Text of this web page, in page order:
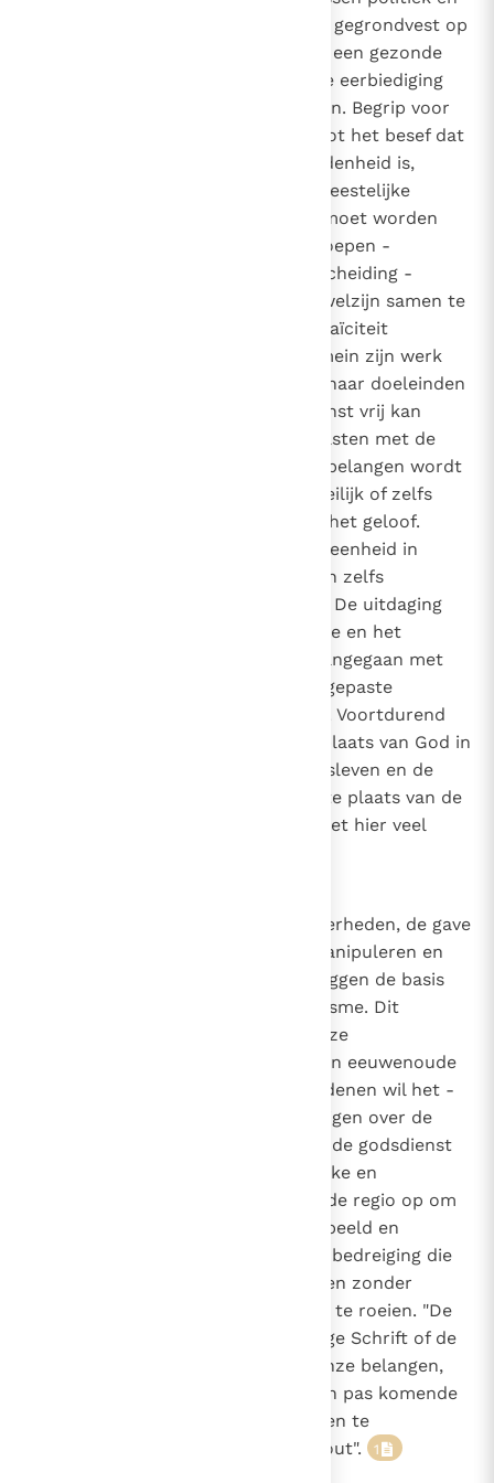
religie is op de allereerste plaats gegrondvest op
de natuur van de mens – dus op een gezonde
antropologie - en op de volledige eerbiediging
van zijn onvervreemdbare rechten. Begrip voor
deze ideale relatie moet leiden tot het besef dat
er een soort eenheid in verscheidenheid is,
waardoor de relatie tussen het geestelijke
(religie) en wereldlijke (politiek) moet worden
gekenmerkt, want beide zijn geroepen -
weliswaar met de nodige onderscheiding -
harmonieus voor het algemeen welzijn samen te
werken. Een dergelijke gezonde laïciteit
garandeert dat het politieke domein zijn werk
kan doen zonder de religie voor haar doeleinden
te misbruiken, terwijl de godsdienst vrij kan
leven zonder zich te hoeven belasten met de
politieke werkelijkheid, die door belangen wordt
gestuurd en soms maar heel moeilijk of zelfs
helemaal niet te rijmen valt met het geloof.
Daarom is een gezonde laïciteit (eenheid in
verscheidenheid), noodzakelijk en zelfs
onmisbaar voor beide domeinen. De uitdaging
van de relatie tussen het politieke en het
religieuze domein kan worden aangegaan met
geduld en moed dankzij een aangepaste
menselijke en religieuze vorming. Voortdurend
moet worden herinnerd aan de plaats van God in
het persoonlijke leven, het gezinsleven en de
samenleving, evenals aan de juiste plaats van de
mens in Gods plan. En vooral moet hier veel
Economische en politieke onzekerheden, de gave
van sommigen om anderen te manipuleren en
een beperkt begrip van religie, leggen de basis
voor het religieuze fundamentalisme. Dit
verschijnsel bedreigt alle religieuze
gemeenschappen en het wijst hun eeuwenoude
co-existentie af. Om politieke redenen wil het -
soms met geweld - macht verkrijgen over de
gewetens van individuen en over de godsdienst
zelf. Ik roep alle joodse, christelijke en
islamitische religieuze leiders in de regio op om
ernaar te streven door hun voorbeeld en
onderwijs alles te doen om deze bedreiging die
de gelovigen van alle godsdiensten zonder
onderscheid en dodelijk treft, uit te roeien. "De
geopenbaarde woorden, de Heilige Schrift of de
naam van God aanwenden om onze belangen,
onze vaak zo gemakkelijke en van pas komende
politiek of onze gewelddadigheden te
rechtvaardigen, is een ernstige fout". 1